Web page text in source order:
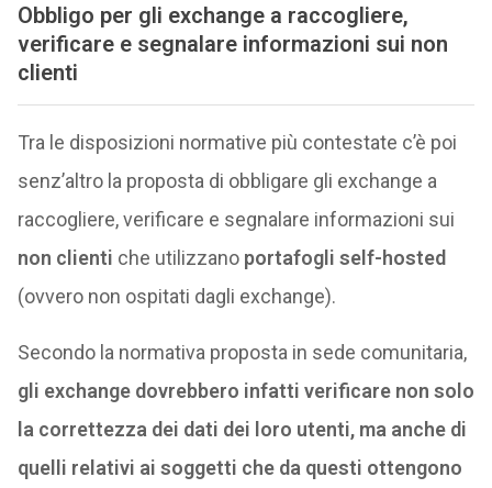
Obbligo per gli exchange a raccogliere,
verificare e segnalare informazioni sui non
clienti
Tra le disposizioni normative più contestate c’è poi
senz’altro la proposta di obbligare gli exchange a
raccogliere, verificare e segnalare informazioni sui
non clienti che utilizzano portafogli self-hosted
(ovvero non ospitati dagli exchange).
Secondo la normativa proposta in sede comunitaria,
gli exchange dovrebbero infatti verificare non solo
la correttezza dei dati dei loro utenti, ma anche di
quelli relativi ai soggetti che da questi ottengono